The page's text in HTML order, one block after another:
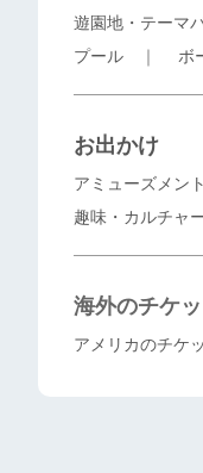
遊園地・テーマ
プール ｜ ボ
お出かけ
アミューズメン
趣味・カルチャ
海外のチケッ
アメリカのチケ